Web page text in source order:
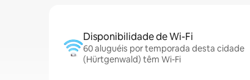
Disponibilidade de Wi-Fi
60 aluguéis por temporada desta cidade
(Hürtgenwald) têm Wi-Fi